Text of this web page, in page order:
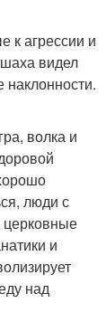
к агрессии и
видел
наклонности.
волка и
люди с
церковные
и
над